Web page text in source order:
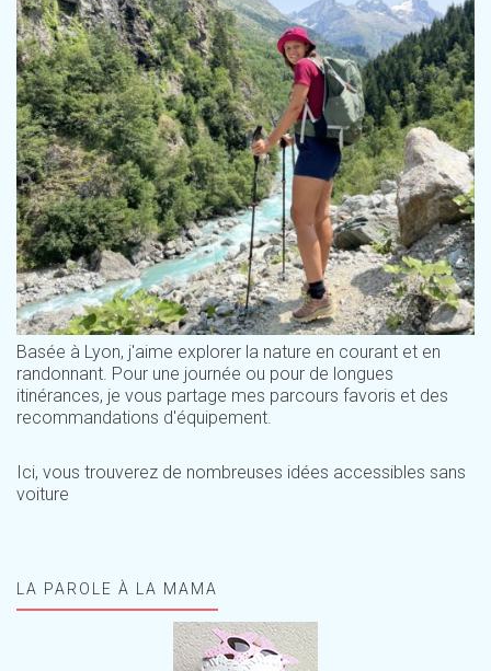
Basée à Lyon, j'aime explorer la nature en courant et en
randonnant. Pour une journée ou pour de longues
itinérances, je vous partage mes parcours favoris et des
recommandations d'équipement.
Ici, vous trouverez de nombreuses idées accessibles sans
voiture
LA PAROLE À LA MAMA